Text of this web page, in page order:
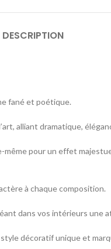
DESCRIPTION
fané et poétique.
alliant dramatique,
pour un effet
à chaque composition.
dans vos intérieurs une
décoratif unique et